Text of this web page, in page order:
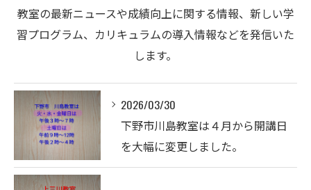
教室の最新ニュースや成績向上に関する情報、新しい学
習プログラム、カリキュラムの導入情報などを発信いた
します。
2026/03/30
下野市川島教室は４月から開講日
を大幅に変更しました。